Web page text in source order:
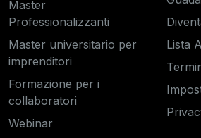
Master
Professionalizzanti
Master universitario per
imprenditori
Formazione per i
collaboratori
Webinar
Lista